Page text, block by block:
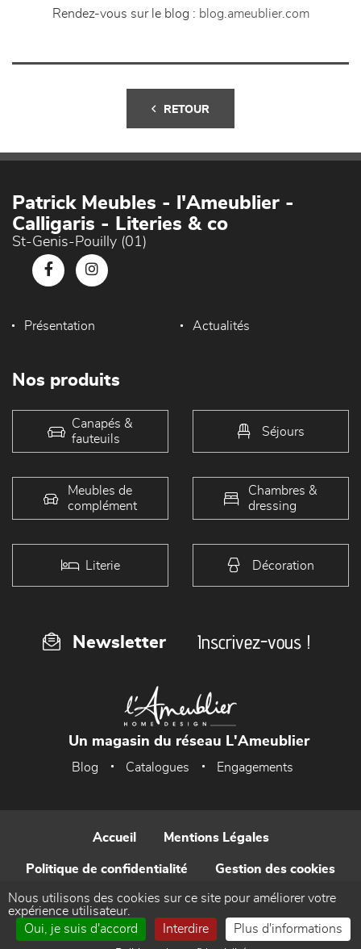
Rendez-vous sur le blog : blog.ameublier.com
RETOUR
Patrick Meubles - l'Ameublier -
Calligaris - Literies & co
St-Genis-Pouilly (01)
Présentation Actualités
Nos produits
Canapés &
fauteuils
Séjours
Meubles de
complément
Chambres &
dressing
Literie Décoration
Newsletter Inscrivez-vous !
Un magasin du réseau L'Ameublier
Blog Catalogues Engagements
Accueil Mentions Légales
Politique de confidentialité Gestion des cookies
Contact
Nous utilisons des cookies sur ce site pour améliorer votre
expérience utilisateur.
Oui, je suis d'accord
Interdire Plus d'informations